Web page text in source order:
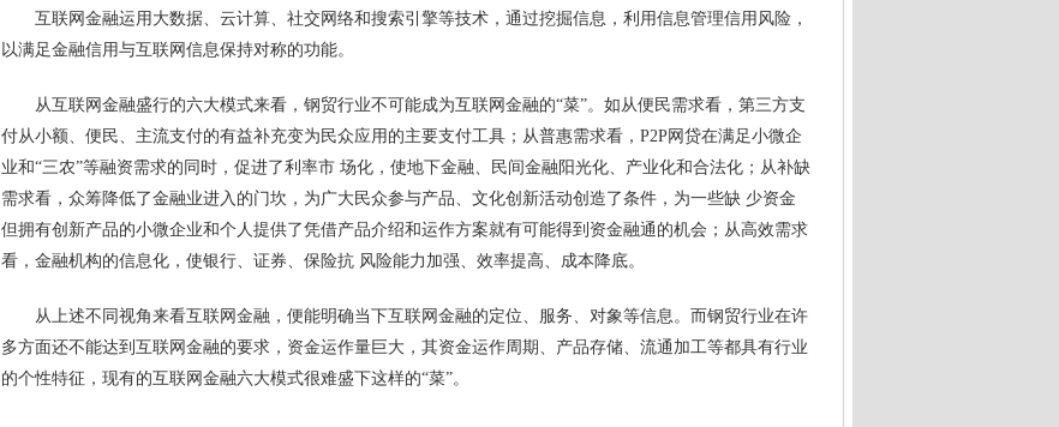
互联网金融运用大数据、云计算、社交网络和搜索引擎等技术，通过挖掘信息，利用信息管理信用风险，
以满足金融信用与互联网信息保持对称的功能。
从互联网金融盛行的六大模式来看，钢贸行业不可能成为互联网金融的“菜”。如从便民需求看，第三方支
付从小额、便民、主流支付的有益补充变为民众应用的主要支付工具；从普惠需求看，P2P网贷在满足小微企
业和“三农”等融资需求的同时，促进了利率市 场化，使地下金融、民间金融阳光化、产业化和合法化；从补缺
需求看，众筹降低了金融业进入的门坎，为广大民众参与产品、文化创新活动创造了条件，为一些缺 少资金
但拥有创新产品的小微企业和个人提供了凭借产品介绍和运作方案就有可能得到资金融通的机会；从高效需求
看，金融机构的信息化，使银行、证券、保险抗 风险能力加强、效率提高、成本降底。
从上述不同视角来看互联网金融，便能明确当下互联网金融的定位、服务、对象等信息。而钢贸行业在许
多方面还不能达到互联网金融的要求，资金运作量巨大，其资金运作周期、产品存储、流通加工等都具有行业
的个性特征，现有的互联网金融六大模式很难盛下这样的“菜”。